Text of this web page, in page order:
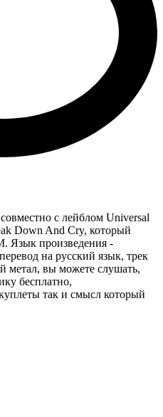
с лейблом Universal
Down And Cry, который
Язык произведения -
на русский язык, трек
метал, вы можете слушать,
бесплатно,
так и смысл который